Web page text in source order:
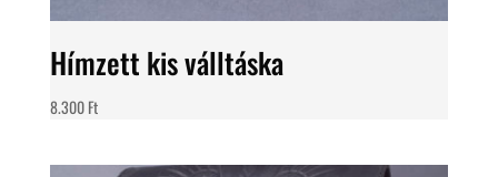
Hímzett kis válltáska
8.300Ft